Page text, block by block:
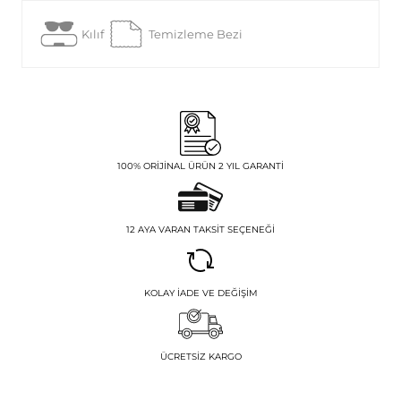
Kılıf Temizleme Bezi
100% ORIJINAL ÜRÜN 2 YIL GARANTI
12 AYA VARAN TAKSIT SEÇENEĞI
KOLAY İADE VE DEĞIŞIM
ÜCRETSIZ KARGO